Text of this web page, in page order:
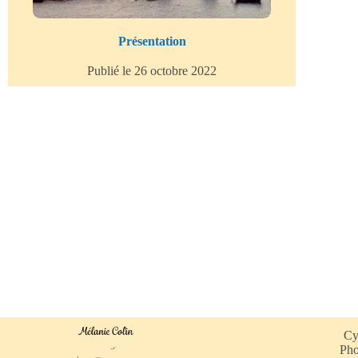
Présentation
Publié le 26 octobre 2022